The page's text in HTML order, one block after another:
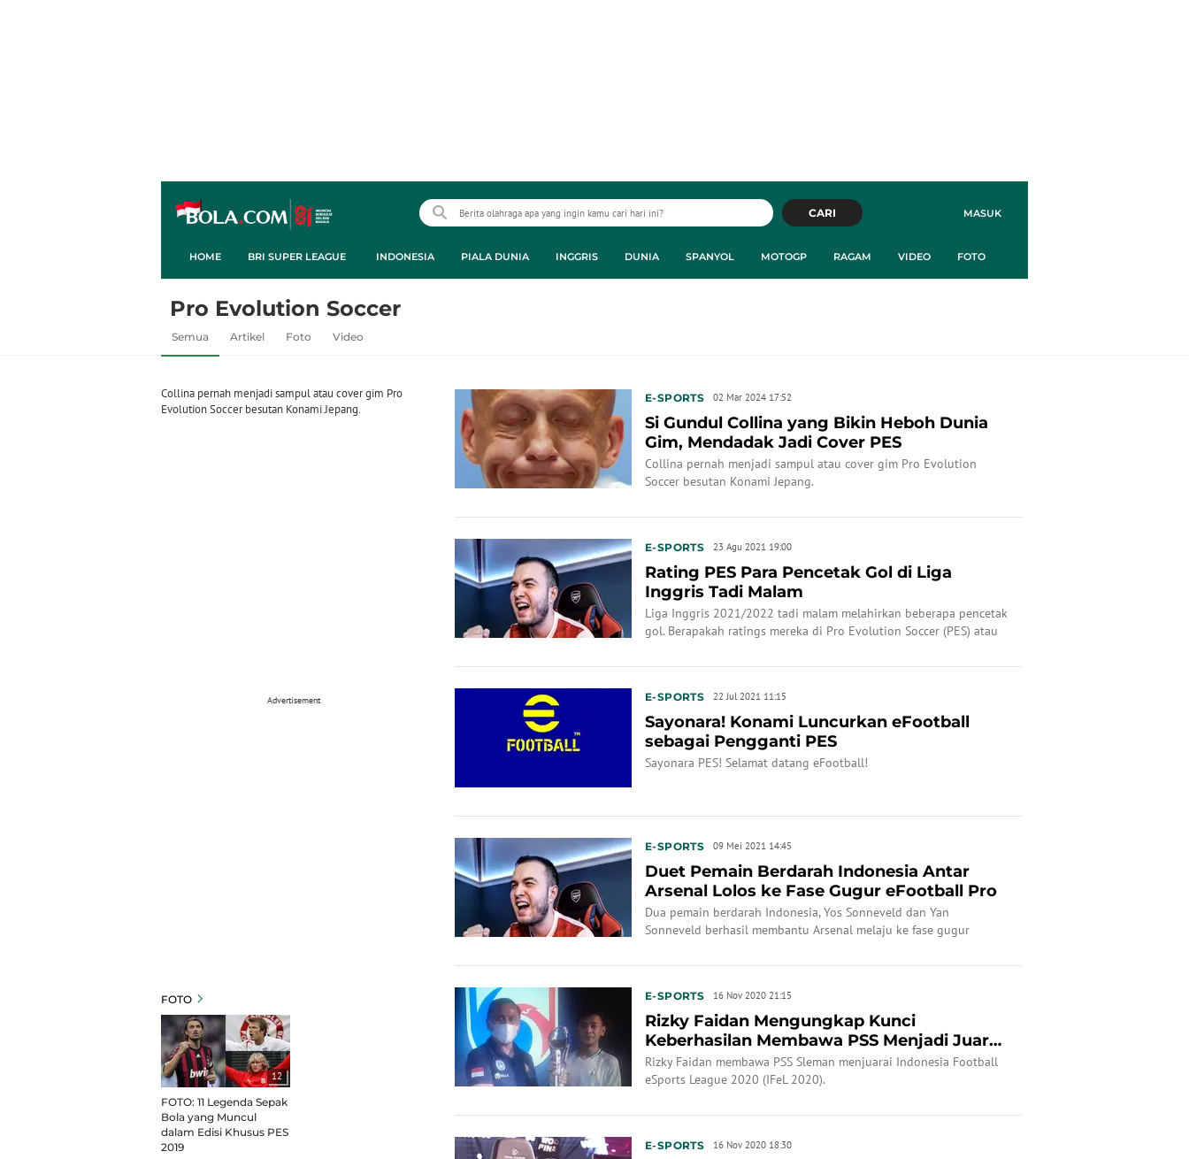
MASUK
CARI
HOME BRI SUPER LEAGUE INDONESIA PIALA DUNIA INGGRIS DUNIA SPANYOL MOTOGP RAGAM VIDEO FOTO
Pro Evolution Soccer
Semua Artikel Foto Video
Collina pernah menjadi sampul atau cover gim Pro
Evolution Soccer besutan Konami Jepang.
Advertisement
FOTO
12
FOTO: 11 Legenda Sepak
Bola yang Muncul
dalam Edisi Khusus PES
2019
E-SPORTS 02 Mar 2024 17:52
Si Gundul Collina yang Bikin Heboh Dunia
Gim, Mendadak Jadi Cover PES
Collina pernah menjadi sampul atau cover gim Pro Evolution
Soccer besutan Konami Jepang.
E-SPORTS 23 Agu 2021 19:00
Rating PES Para Pencetak Gol di Liga
Inggris Tadi Malam
Liga Inggris 2021/2022 tadi malam melahirkan beberapa pencetak
gol. Berapakah ratings mereka di Pro Evolution Soccer (PES) atau
E-SPORTS 22 Jul 2021 11:15
Sayonara! Konami Luncurkan eFootball
sebagai Pengganti PES
Sayonara PES! Selamat datang eFootball!
E-SPORTS 09 Mei 2021 14:45
Duet Pemain Berdarah Indonesia Antar
Arsenal Lolos ke Fase Gugur eFootball Pro
Dua pemain berdarah Indonesia, Yos Sonneveld dan Yan
Sonneveld berhasil membantu Arsenal melaju ke fase gugur
E-SPORTS 16 Nov 2020 21:15
Rizky Faidan Mengungkap Kunci
Keberhasilan Membawa PSS Menjadi Juara
IFeL 2020
Rizky Faidan membawa PSS Sleman menjuarai Indonesia Football
eSports League 2020 (IFeL 2020).
E-SPORTS 16 Nov 2020 18:30